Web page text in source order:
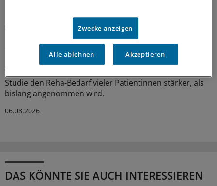
Geschlechtersensible Versorgung: Warum sie
auch in der orthopädischen Reha wichtiger wird
Geschlechtersensibler Blick gefragt:
Wechseljahresbeschwerden prägen nach einer aktuellen
Studie den Reha-Bedarf vieler Patientinnen stärker, als
bislang angenommen wird.
06.08.2026
DAS KÖNNTE SIE AUCH INTERESSIEREN
Zwecke anzeigen
Alle ablehnen Akzeptieren